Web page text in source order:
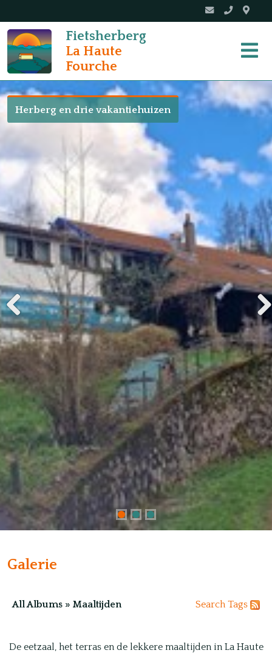
Fietsherberg
La Haute
Fourche
Herberg en drie vakantiehuizen
Previous Next
Galerie
All Albums » Maaltijden Search Tags
De eetzaal, het terras en de lekkere maaltijden in La Haute